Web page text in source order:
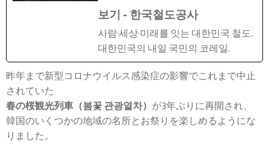
보기 - 한국철도공사
사람·세상·미래를 잇는 대한민국 철도.
대한민국의 내일 국민의 코레일.
昨年まで新型コロナウイルス感染症の影響でこれまで中止
されていた
春の桜観光列車（봄꽃 관광열차） が3年ぶりに再開され、
韓国のいくつかの地域の名所とお祭りを楽しめるようにな
りました。